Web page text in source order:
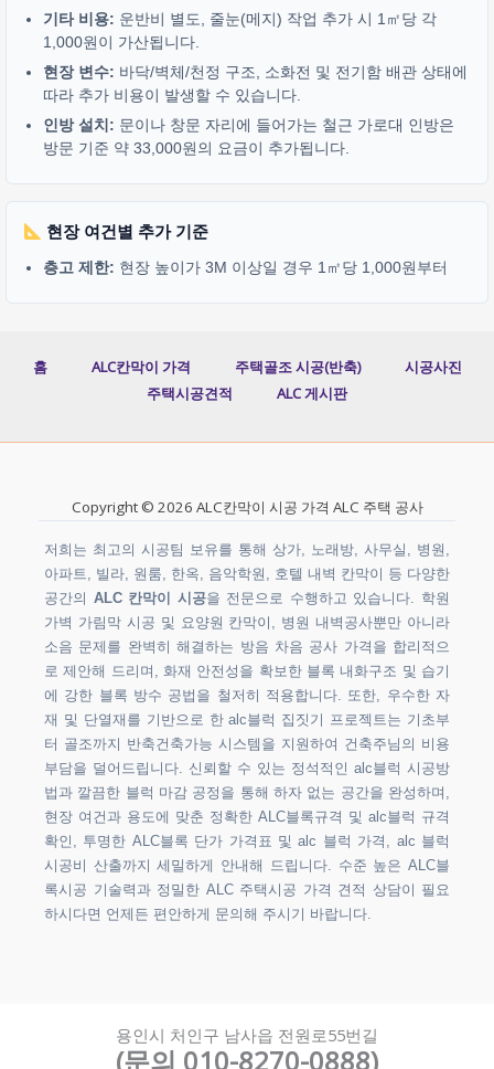
기타 비용: 운반비 별도, 줄눈(메지) 작업 추가 시 1㎡당 각
1,000원이 가산됩니다.
현장 변수: 바닥/벽체/천정 구조, 소화전 및 전기함 배관 상태에
따라 추가 비용이 발생할 수 있습니다.
인방 설치: 문이나 창문 자리에 들어가는 철근 가로대 인방은
방문 기준 약 33,000원의 요금이 추가됩니다.
현장 여건별 추가 기준
층고 제한: 현장 높이가 3M 이상일 경우 1㎡당 1,000원부터
홈 ALC칸막이 가격 주택골조 시공(반축)
시공사진
주택시공견적
ALC 게시판
Copyright © 2026 ALC칸막이 시공 가격 ALC 주택 공사
저희는 최고의 시공팀 보유를 통해 상가, 노래방, 사무실, 병원,
아파트, 빌라, 원룸, 한옥, 음악학원, 호텔 내벽 칸막이 등 다양한
공간의 ALC 칸막이 시공을 전문으로 수행하고 있습니다. 학원
가벽 가림막 시공 및 요양원 칸막이, 병원 내벽공사뿐만 아니라
소음 문제를 완벽히 해결하는 방음 차음 공사 가격을 합리적으
로 제안해 드리며, 화재 안전성을 확보한 블록 내화구조 및 습기
에 강한 블록 방수 공법을 철저히 적용합니다. 또한, 우수한 자
재 및 단열재를 기반으로 한 alc블럭 집짓기 프로젝트는 기초부
터 골조까지 반축건축가능 시스템을 지원하여 건축주님의 비용
부담을 덜어드립니다. 신뢰할 수 있는 정석적인 alc블럭 시공방
법과 깔끔한 블럭 마감 공정을 통해 하자 없는 공간을 완성하며,
현장 여건과 용도에 맞춘 정확한 ALC블록규격 및 alc블럭 규격
확인, 투명한 ALC블록 단가 가격표 및 alc 블럭 가격, alc 블럭
시공비 산출까지 세밀하게 안내해 드립니다. 수준 높은 ALC블
록시공 기술력과 정밀한 ALC 주택시공 가격 견적 상담이 필요
하시다면 언제든 편안하게 문의해 주시기 바랍니다.
용인시 처인구 남사읍 전원로55번길
(문의 010-8270-0888)